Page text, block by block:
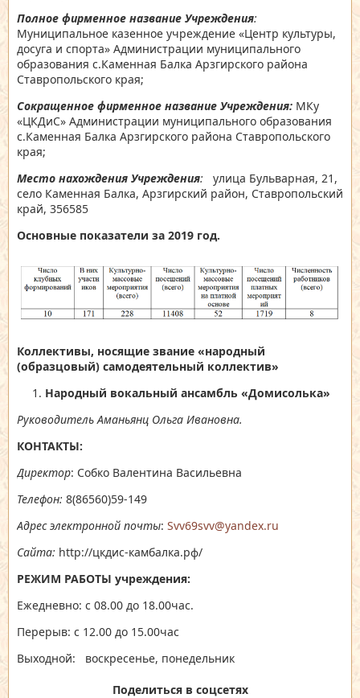
Полное фирменное название Учреждения:
Муниципальное казенное учреждение «Центр культуры,
досуга и спорта» Администрации муниципального
образования с.Каменная Балка Арзгирского района
Ставропольского края;
Сокращенное фирменное название Учреждения: МКу
«ЦКДиС» Администрации муниципального образования
с.Каменная Балка Арзгирского района Ставропольского
края;
Место нахождения Учреждения:
улица Бульварная, 21,
село Каменная Балка, Арзгирский район, Ставропольский
край, 356585
Основные показатели за 2019 год.
Коллективы, носящие звание «народный
(образцовый) самодеятельный коллектив»
Народный вокальный ансамбль «Домисолька»
Руководитель Аманьянц Ольга Ивановна.
КОНТАКТЫ:
Директор: Собко Валентина Васильевна
Телефон: 8(86560)59-149
Адрес электронной почты: Svv69svv@yandex.ru
Сайта: http://цкдис-камбалка.рф/
РЕЖИМ РАБОТЫ учреждения:
Ежедневно: с 08.00 до 18.00час.
Перерыв: с 12.00 до 15.00час
Выходной: воскресенье, понедельник
Поделиться в соцсетях